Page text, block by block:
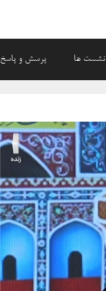
نشست ها پرسش و پاسخ